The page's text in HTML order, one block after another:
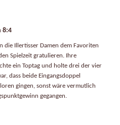
8:4
die Illertisser Damen dem Favoriten
Spielzeit gratulieren. Ihre
ein Toptag und holte drei der vier
dass beide Eingangsdoppel
gingen, sonst wäre vermutlich
gegangen.